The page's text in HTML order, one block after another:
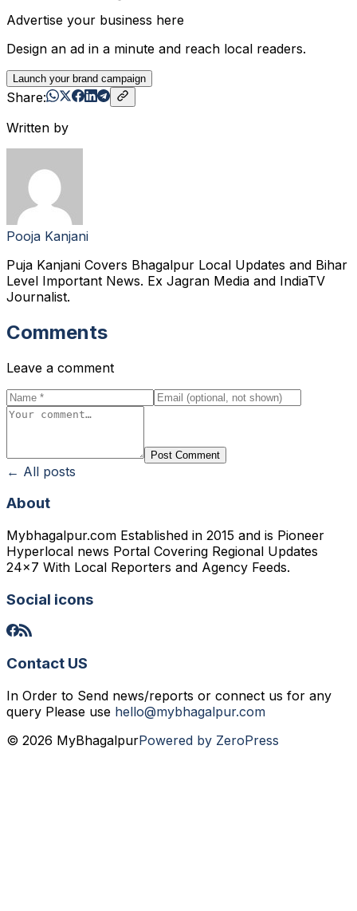
Advertise your business here
Design an ad in a minute and reach local readers.
Launch your brand campaign
Share:
Written by
Pooja Kanjani
Puja Kanjani Covers Bhagalpur Local Updates and Bihar
Level Important News. Ex Jagran Media and IndiaTV
Journalist.
Comments
Leave a comment
Post Comment
← All posts
About
Mybhagalpur.com Established in 2015 and is Pioneer
Hyperlocal news Portal Covering Regional Updates
24x7 With Local Reporters and Agency Feeds.
Social icons
Contact US
In Order to Send news/reports or connect us for any
query Please use hello@mybhagalpur.com
© 2026 MyBhagalpurPowered by ZeroPress